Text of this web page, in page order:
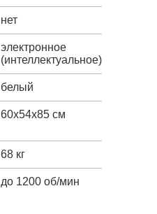
нет
электронное
(интеллектуальное)
белый
60x54x85 см
68 кг
до 1200 об/мин